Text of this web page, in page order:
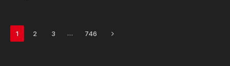
1 2 3 … 746 Next